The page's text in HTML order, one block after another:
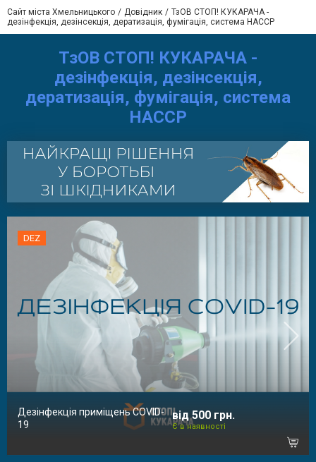
Сайт міста Хмельницького Довідник
ТзОВ СТОП! КУКАРАЧА -
дезінфекція, дезінсекція, дератизація, фумігація, система HACCP
ТзОВ СТОП! КУКАРАЧА -
дезінфекція, дезінсекція,
дератизація, фумігація, система
HACCP
DEZ
Дезінфекція приміщень COVID-
19
від 500 грн.
Є в наявності